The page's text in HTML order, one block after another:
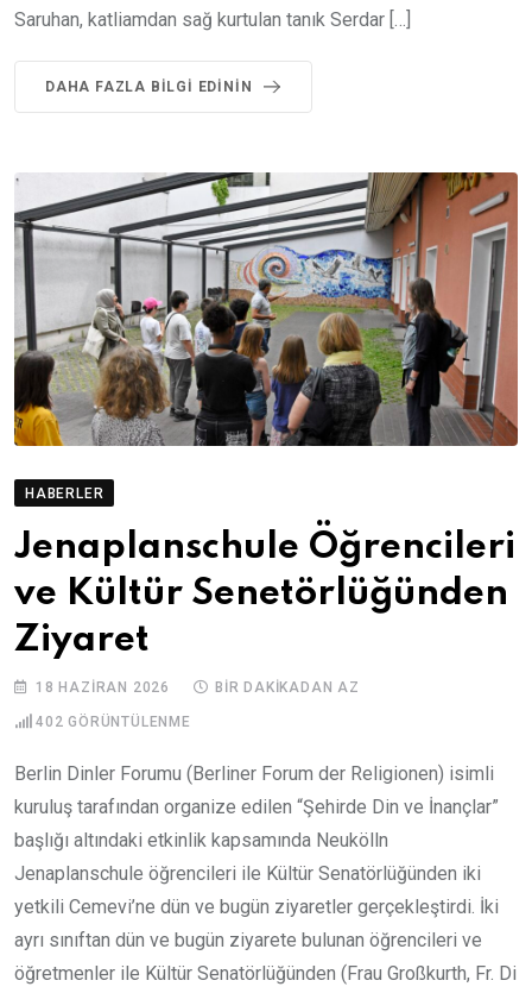
Saruhan, katliamdan sağ kurtulan tanık Serdar […]
DAHA FAZLA BILGI EDININ
HABERLER
Jenaplanschule Öğrencileri
ve Kültür Senetörlüğünden
Ziyaret
18 HAZIRAN 2026 BIR DAKIKADAN AZ
402 GÖRÜNTÜLENME
Berlin Dinler Forumu (Berliner Forum der Religionen) isimli
kuruluş tarafından organize edilen “Şehirde Din ve İnançlar”
başlığı altındaki etkinlik kapsamında Neukölln
Jenaplanschule öğrencileri ile Kültür Senatörlüğünden iki
yetkili Cemevi’ne dün ve bugün ziyaretler gerçekleştirdi. İki
ayrı sınıftan dün ve bugün ziyarete bulunan öğrencileri ve
öğretmenler ile Kültür Senatörlüğünden (Frau Großkurth, Fr. Di